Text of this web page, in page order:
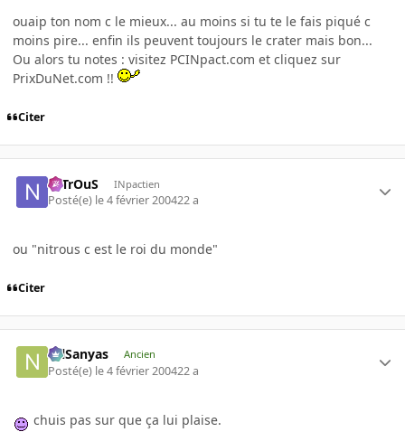
ouaip ton nom c le mieux... au moins si tu te le fais piqué c
moins pire... enfin ils peuvent toujours le crater mais bon...
Ou alors tu notes : visitez PCINpact.com et cliquez sur
PrixDuNet.com !!
Citer
NiTrOuS INpactien
Posté(e) le 4 février 200422 a
ou "nitrous c est le roi du monde"
Citer
NilSanyas Ancien
Posté(e) le 4 février 200422 a
chuis pas sur que ça lui plaise.